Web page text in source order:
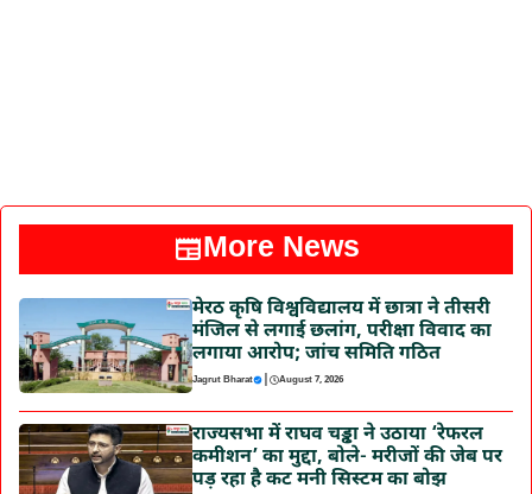
More News
मेरठ कृषि विश्वविद्यालय में छात्रा ने तीसरी
मंजिल से लगाई छलांग, परीक्षा विवाद का
लगाया आरोप; जांच समिति गठित
Jagrut Bharat | August 7, 2026
राज्यसभा में राघव चड्ढा ने उठाया ‘रेफरल
कमीशन’ का मुद्दा, बोले- मरीजों की जेब पर
पड़ रहा है कट मनी सिस्टम का बोझ